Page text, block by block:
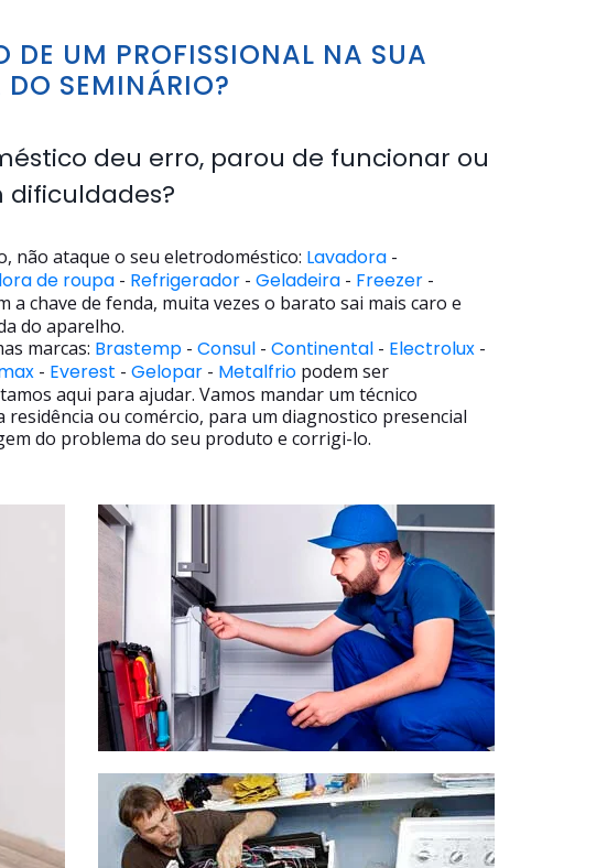
DE UM PROFISSIONAL NA SUA
DO SEMINÁRIO?
deu erro, parou de funcionar ou
não ataque o seu eletrodoméstico: Lavadora-
de roupa- Refrigerador- Geladeira- Freezer-
a chave de fenda, muita vezes o barato sai mais caro e
do aparelho.
marcas: Brastemp- Consul- Continental- Electrolux-
- Everest - Gelopar- Metalfriopodem ser
aqui para ajudar. Vamos mandar um técnico
residência ou comércio, para um diagnostico presencial
do problema do seu produto e corrigi-lo.